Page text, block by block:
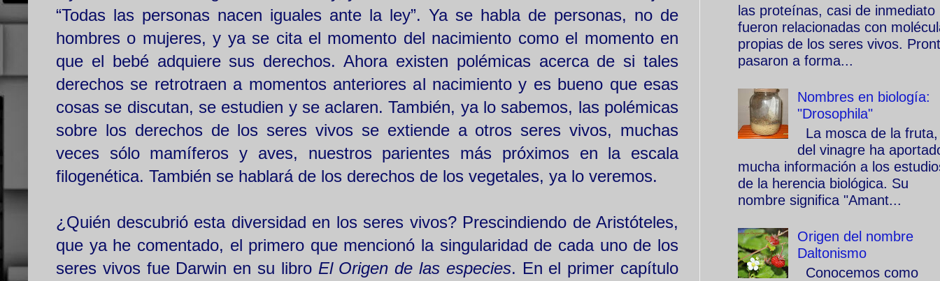
“Todas las personas nacen iguales ante la ley”. Ya se habla de personas, no de
hombres o mujeres, y ya se cita el momento del nacimiento como el momento en
que el bebé adquiere sus derechos. Ahora existen polémicas acerca de si tales
derechos se retrotraen a momentos anteriores al nacimiento y es bueno que esas
cosas se discutan, se estudien y se aclaren. También, ya lo sabemos, las polémicas
sobre los derechos de los seres vivos se extiende a otros seres vivos, muchas
veces sólo mamíferos y aves, nuestros parientes más próximos en la escala
filogenética. También se hablará de los derechos de los vegetales, ya lo veremos.
¿Quién descubrió esta diversidad en los seres vivos? Prescindiendo de Aristóteles,
que ya he comentado, el primero que mencionó la singularidad de cada uno de los
seres vivos fue Darwin en su libro El Origen de las especies. En el primer capítulo
las proteínas, casi de inmediato
fueron relacionadas con
propias de los seres vivos.
pasaron a forma...
Nombres en biología:
"Drosophila"
La mosca de la
del vinagre ha
mucha información a los
de la herencia biológica. Su
nombre significa "Amant...
Origen del nombre
Daltonismo
Conocemos como